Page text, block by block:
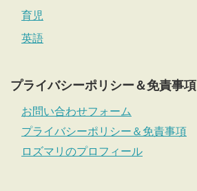
育児
英語
プライバシーポリシー＆免責事項
お問い合わせフォーム
プライバシーポリシー＆免責事項
ロズマリのプロフィール